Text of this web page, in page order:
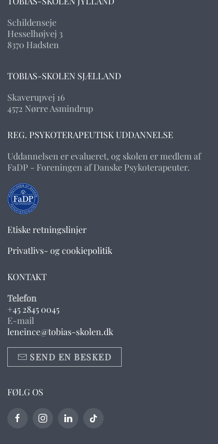
Schildenseje
Hesselhøjvej 3
8370 Hadsten
TOBIAS-SKOLEN SJÆLLAND
Skaverupvej 16
4572 Nørre Asmindrup
REG. PSYKOTERAPEUTISK UDDANNELSE
Uddannelsen er evalueret, og skolen er medlem af
FaDP - Foreningen af Danske Psykoterapeuter.
Etiske retningslinjer
Privatlivs- og cookiepolitik
KONTAKT
Telefon
+45 2845 0045
E-mail
leneince@tobias-skolen.dk
SEND EN BESKED
FØLG OS